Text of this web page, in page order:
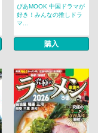
ぴあMOOK 中国ドラマが
好き！みんなの推しドラ
マ...
購入